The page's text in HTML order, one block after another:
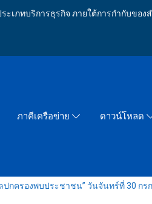
เภทบริการธุรกิจ ภายใต้การกำกับข
ภาคีเครือข่าย ดาวน์โหลด
ปกครองพบประชาชน” วันจันทร์ที่ 30 กร